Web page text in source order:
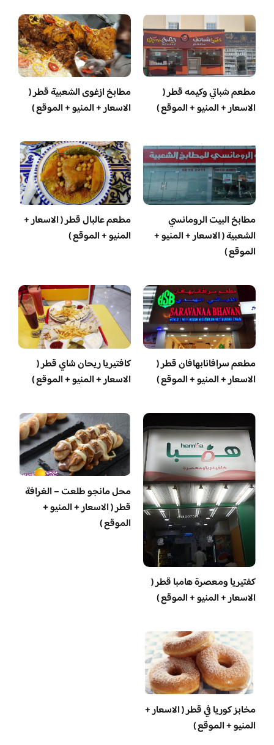
مطعم شباتي وكيمه قطر (
الاسعار + المنيو + الموقع )
مطابخ ازغوى الشعبية قطر (
الاسعار + المنيو + الموقع )
مطابخ البيت الرومانسي
الشعبية ( الاسعار + المنيو +
الموقع )
مطعم عالبال قطر ( الاسعار +
المنيو + الموقع )
مطعم سرافانابهافان قطر (
الاسعار + المنيو + الموقع )
كافتيريا ريحان شاي قطر (
الاسعار + المنيو + الموقع )
‏كفتيريا ومعصرة هامبا قطر (
الاسعار + المنيو + الموقع )
محل مانجو طلعت – الغرافة
قطر ( الاسعار + المنيو +
الموقع )
مخابز كوريا في قطر ( الاسعار +
المنيو + الموقع )